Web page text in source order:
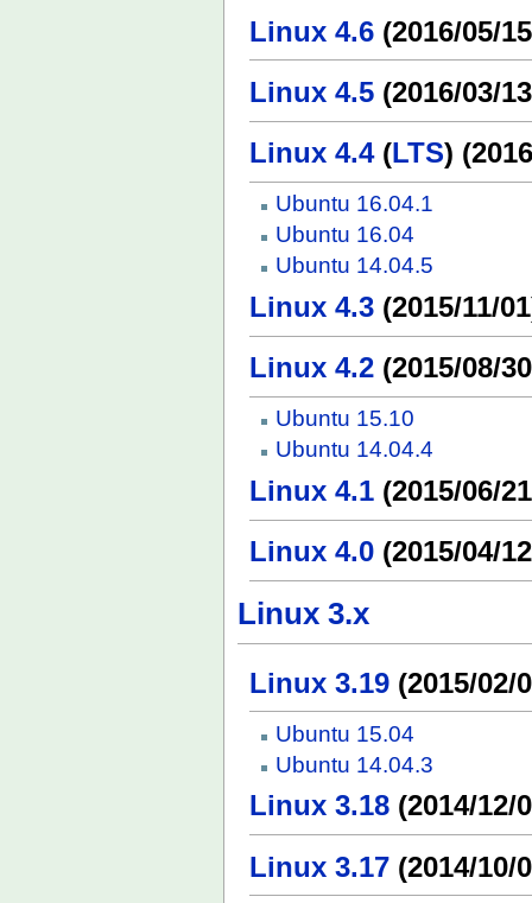
Linux 4.6 (2016/05/
Linux 4.5 (2016/03/
Linux 4.4(LTS)
Ubuntu 16.04.1
Ubuntu 16.04
Ubuntu 14.04.5
Linux 4.3 (2015/11/
Linux 4.2 (2015/08/
Ubuntu 15.10
Ubuntu 14.04.4
Linux 4.1 (2015/06/
Linux 4.0 (2015/04/
Linux 3.x
Linux 3.19 (2015/02/
Ubuntu 15.04
Ubuntu 14.04.3
Linux 3.18 (2014/12/
Linux 3.17 (2014/10/